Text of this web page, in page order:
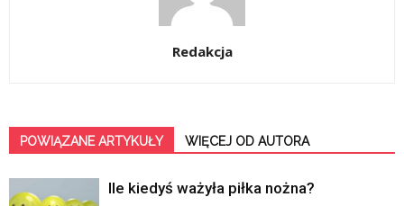
Redakcja
POWIĄZANE ARTYKUŁY WIĘCEJ OD AUTORA
Ile kiedyś ważyła piłka nożna?